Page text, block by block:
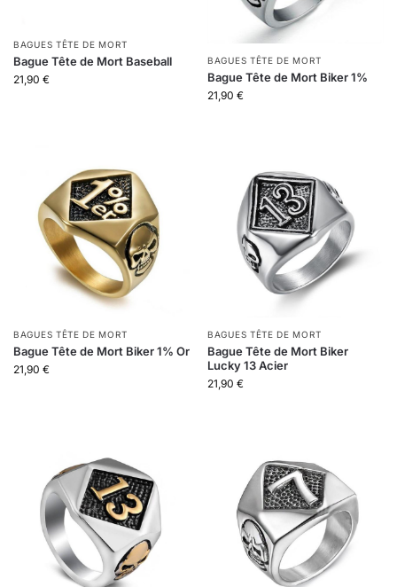
BAGUES TÊTE DE MORT
Bague Tête de Mort Baseball
21,90 €
BAGUES TÊTE DE MORT
Bague Tête de Mort Biker 1%
21,90 €
BAGUES TÊTE DE MORT
Bague Tête de Mort Biker 1% Or
21,90 €
BAGUES TÊTE DE MORT
Bague Tête de Mort Biker
Lucky 13 Acier
21,90 €